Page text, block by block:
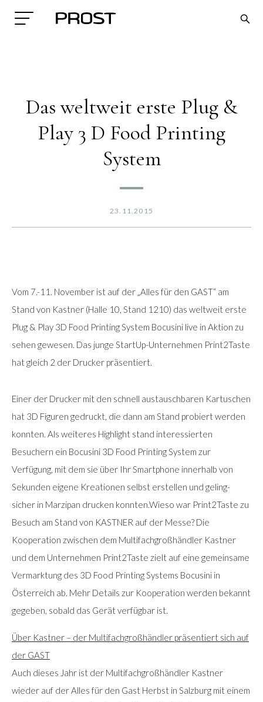
Das weltweit erste Plug &
Play 3 D Food Printing
System
23.11.2015
Vom 7.-11. November ist auf der „Alles für den GAST“ am
Stand von Kastner (Halle 10, Stand 1210) das weltweit erste
Plug & Play 3D Food Printing System Bocusini live in Aktion zu
sehen gewesen. Das junge StartUp-Unternehmen Print2Taste
hat gleich 2 der Drucker präsentiert.
Einer der Drucker mit den schnell austauschbaren Kartuschen
hat 3D Figuren gedruckt, die dann am Stand probiert werden
konnten. Als weiteres Highlight stand interessierten
Besuchern ein Bocusini 3D Food Printing System zur
Verfügung, mit dem sie über Ihr Smartphone innerhalb von
Sekunden eigene Kreationen selbst erstellen und geling-
sicher in Marzipan drucken konnten.Wieso war Print2Taste zu
Besuch am Stand von KASTNER auf der Messe? Die
Kooperation zwischen dem Multifachgroßhändler Kastner
und dem Unternehmen Print2Taste zielt auf eine gemeinsame
Vermarktung des 3D Food Printing Systems Bocusini in
Österreich ab. Mehr Details zur Kooperation werden bekannt
gegeben, sobald das Gerät verfügbar ist.
Über Kastner – der Multifachgroßhändler präsentiert sich auf
der GAST
Auch dieses Jahr ist der Multifachgroßhändler Kastner
wieder auf der Alles für den Gast Herbst in Salzburg mit einem